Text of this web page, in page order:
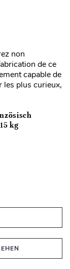
non
de ce
capable de
les plus curieux,
kg